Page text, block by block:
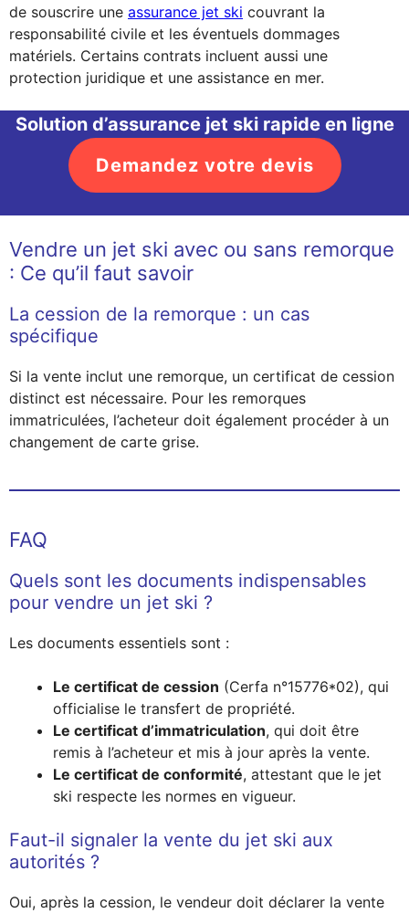
de souscrire une assurance jet ski couvrant la
responsabilité civile et les éventuels dommages
matériels. Certains contrats incluent aussi une
protection juridique et une assistance en mer.
Solution d’assurance jet ski rapide en ligne
Demandez votre devis
Vendre un jet ski avec ou sans remorque
: Ce qu’il faut savoir
La cession de la remorque : un cas
spécifique
Si la vente inclut une remorque, un certificat de cession
distinct est nécessaire. Pour les remorques
immatriculées, l’acheteur doit également procéder à un
changement de carte grise.
FAQ
Quels sont les documents indispensables
pour vendre un jet ski ?
Les documents essentiels sont :
Le certificat de cession (Cerfa n°15776*02), qui
officialise le transfert de propriété.
Le certificat d’immatriculation, qui doit être
remis à l’acheteur et mis à jour après la vente.
Le certificat de conformité, attestant que le jet
ski respecte les normes en vigueur.
Faut-il signaler la vente du jet ski aux
autorités ?
Oui, après la cession, le vendeur doit déclarer la vente